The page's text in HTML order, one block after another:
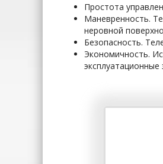
Простота
Маневренность.
неровной
Безопасность.
Экономичность.
эксплуатационные